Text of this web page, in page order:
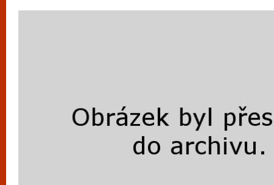
vyzkoušet různé kasinové hry. V